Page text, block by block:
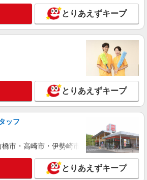
モバイル】人気機種に詳しくなれる携帯
時給1650円〜1850円（経験・能力による） ※
代支給 ★交通費別途支給（規定あり） ゜
。○。・゜+゜・。○。・゜+゜ 入社祝い金10
゜・。○。・゜+゜・。○。・゜+゜
熊本県熊本市中央区の楽天モバイルショップ
詳細を見る
給：245250円〜319150円 ＋賞与年2回＋イ
ンティブ ※経験・能力による ※残業代支給
費別途支給（規定あり） ゜+゜・。○。・゜
。○。・゜+゜ 入社祝い金10万円支給(規定
本県熊本市中央区の楽天モバイルショップ
とりあえずキープ
とりあえずキープ
ッフ
市・高崎市・伊勢崎市・太田市・館林市
とりあえずキープ